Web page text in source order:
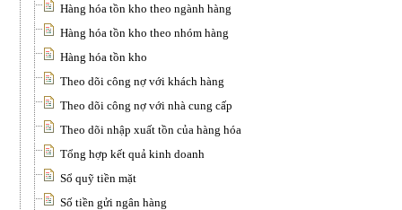
Hàng hóa tồn kho theo ngành hàng
Hàng hóa tồn kho theo nhóm hàng
Hàng hóa tồn kho
Theo dõi công nợ với khách hàng
Theo dõi công nợ với nhà cung cấp
Theo dõi nhập xuất tồn của hàng hóa
Tổng hợp kết quả kinh doanh
Sổ quỹ tiền mặt
Số tiền gửi ngân hàng